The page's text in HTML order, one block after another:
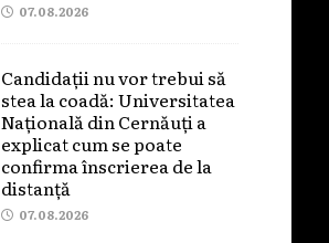
07.08.2026
Candidații nu vor trebui să
stea la coadă: Universitatea
Națională din Cernăuți a
explicat cum se poate
confirma înscrierea de la
distanță
07.08.2026